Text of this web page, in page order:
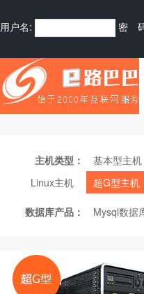
用户名: 密
主机类型： 基本型主机
Linux主机
超G型主机
数据库产品： Mysql数据